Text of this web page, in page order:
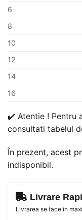
6
8
10
12
14
16
✔️ Atentie ! Pentru
consultati tabelul
În prezent, acest
indisponibil.
Livrare
Livrarea se face in